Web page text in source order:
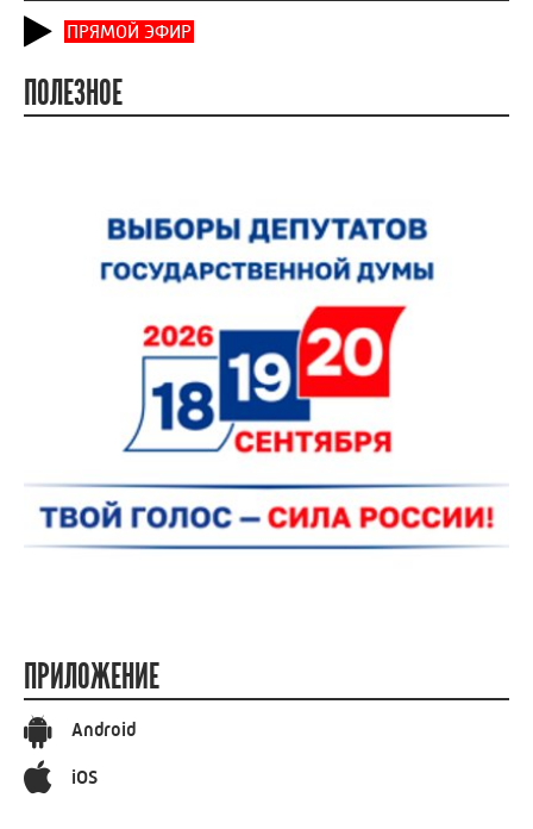
ПРЯМОЙ ЭФИР
ПОЛЕЗНОЕ
ПРИЛОЖЕНИЕ
Android
iOS